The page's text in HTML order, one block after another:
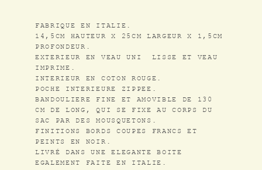
FABRIQUE EN ITALIE.
14,5CM HAUTEUR X 25CM LARGEUR X 1,5CM
PROFONDEUR.
EXTERIEUR EN VEAU UNI LISSE ET VEAU
IMPRIME.
INTERIEUR EN COTON ROUGE.
POCHE INTERIEURE ZIPPEE.
BANDOULIERE FINE ET AMOVIBLE DE 130
CM DE LONG, QUI SE FIXE AU CORPS DU
SAC PAR DES MOUSQUETONS.
FINITIONS BORDS COUPES FRANCS ET
PEINTS EN NOIR.
LIVRÉ DANS UNE ELEGANTE BOITE
EGALEMENT FAITE EN ITALIE.
CGV
MENTIONS LÉGALES
FR/EN